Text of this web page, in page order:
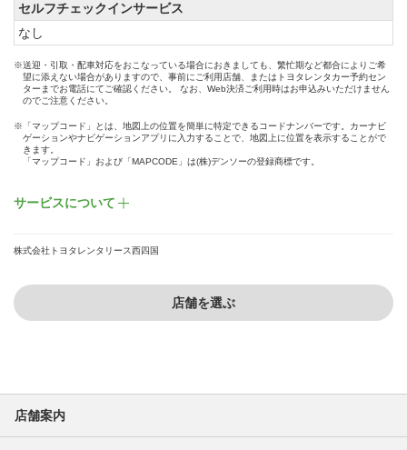
セルフチェックインサービス
なし
※送迎・引取・配車対応をおこなっている場合におきましても、繁忙期など都合によりご希
望に添えない場合がありますので、事前にご利用店舗、またはトヨタレンタカー予約セン
ターまでお電話にてご確認ください。 なお、Web決済ご利用時はお申込みいただけません
のでご注意ください。
※「マップコード」とは、地図上の位置を簡単に特定できるコードナンバーです。カーナビ
ゲーションやナビゲーションアプリに入力することで、地図上に位置を表示することがで
きます。
「マップコード」および「MAPCODE」は(株)デンソーの登録商標です。
サービスについて
株式会社トヨタレンタリース西四国
店舗を選ぶ
店舗案内